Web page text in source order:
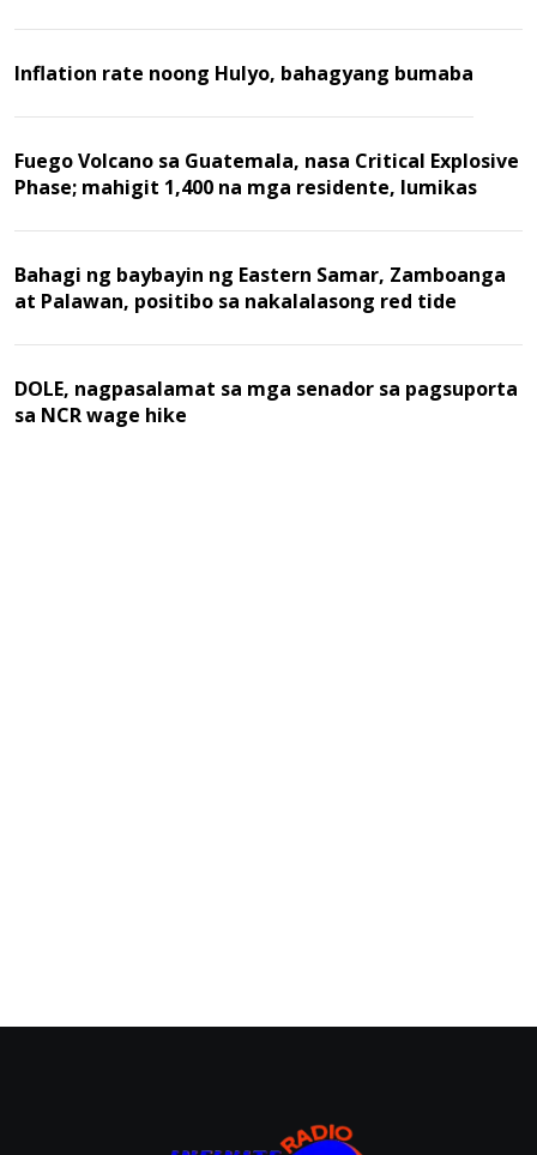
Inflation rate noong Hulyo, bahagyang bumaba
Fuego Volcano sa Guatemala, nasa Critical Explosive
Phase; mahigit 1,400 na mga residente, lumikas
Bahagi ng baybayin ng Eastern Samar, Zamboanga
at Palawan, positibo sa nakalalasong red tide
DOLE, nagpasalamat sa mga senador sa pagsuporta
sa NCR wage hike